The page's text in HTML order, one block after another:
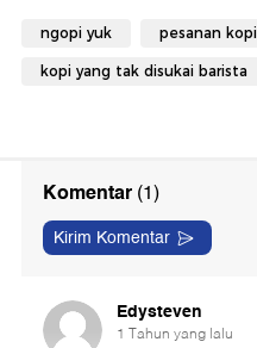
ngopi yuk pesanan kopi
kopi yang tak disukai barista